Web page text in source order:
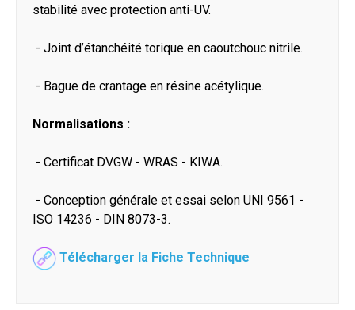
stabilité avec protection anti-UV.
- Joint d’étanchéité torique en caoutchouc nitrile.
- Bague de crantage en résine acétylique.
Normalisations :
- Certificat DVGW - WRAS - KIWA.
- Conception générale et essai selon UNI 9561 -
ISO 14236 - DIN 8073-3.
Télécharger la Fiche Technique